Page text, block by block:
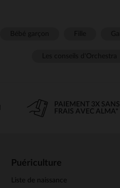
PAIEMENT 3X SANS
FRAIS AVEC ALMA*
Puériculture
Liste de naissance